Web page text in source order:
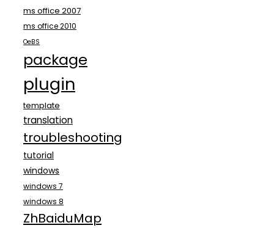
ms office 2007
ms office 2010
OeBS
package
plugin
template
translation
troubleshooting
tutorial
windows
windows 7
windows 8
ZhBaiduMap